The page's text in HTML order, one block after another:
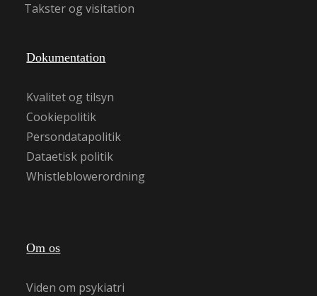
Takster og visitation
Dokumentation
Kvalitet og tilsyn
Cookiepolitik
Persondatapolitik
Dataetisk politik
Whistleblowerordning
Om os
Viden om psykiatri